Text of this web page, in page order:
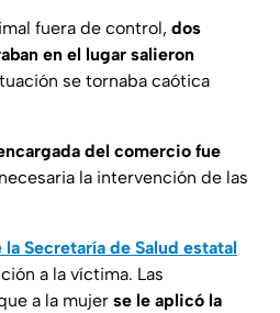
fuera de control, dos
en el lugar salieron
se tornaba caótica
del comercio fue
la intervención de las
Secretaría de Salud estatal
a la víctima. Las
a la mujer se le aplicó la